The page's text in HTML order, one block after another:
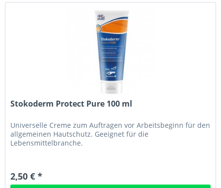
Stokoderm Protect Pure 100 ml
Universelle Creme zum Auftragen vor Arbeitsbeginn für den
allgemeinen Hautschutz. Geeignet für die
Lebensmittelbranche.
2,50 € *